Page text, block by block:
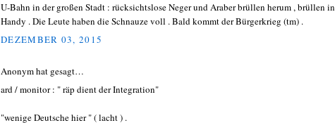
U-Bahn in der großen Stadt : rücksichtslose Neger und Araber brüllen herum , brüllen
Handy . Die Leute haben die Schnauze voll . Bald kommt der Bürgerkrieg (tm) .
DEZEMBER 03, 2015
Anonym hat gesagt…
ard / monitor : " räp dient der Integration"
"wenige Deutsche hier " ( lacht ) .